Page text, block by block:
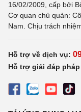
16/02/2009, cấp bởi
Cơ quan chủ quản:
Nam. Chịu trách
Hỗ trợ về dịch vụ:
Hỗ trợ giải đáp